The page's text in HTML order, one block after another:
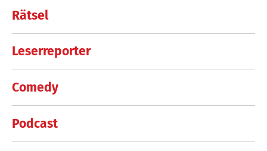
Rätsel
Leserreporter
Comedy
Podcast